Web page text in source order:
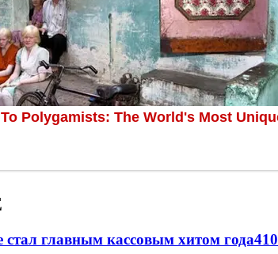
главным кассовым хитом года410